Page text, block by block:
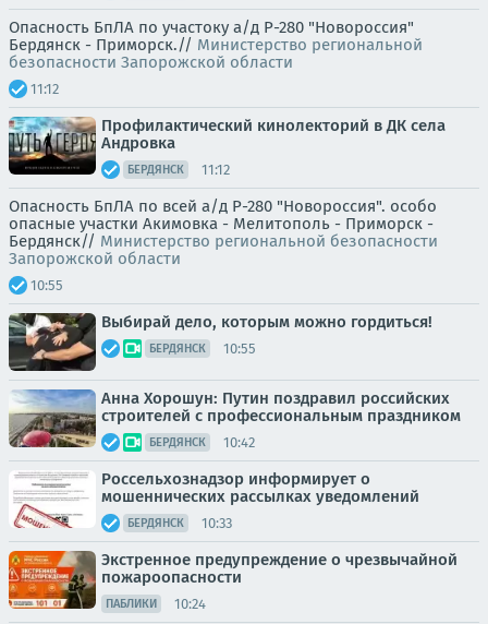
Опасность БпЛА по участоку а/д Р-280 "Новороссия"
Бердянск - Приморск.// Министерство региональной
безопасности Запорожской области
11:12
Профилактический кинолекторий в ДК села
Андровка
БЕРДЯНСК 11:12
Опасность БпЛА по всей а/д Р-280 "Новороссия". особо
опасные участки Акимовка - Мелитополь - Приморск -
Бердянск// Министерство региональной безопасности
Запорожской области
10:55
Выбирай дело, которым можно гордиться!
БЕРДЯНСК 10:55
Анна Хорошун: Путин поздравил российских
строителей с профессиональным праздником
БЕРДЯНСК 10:42
Россельхознадзор информирует о
мошеннических рассылках уведомлений
БЕРДЯНСК 10:33
Экстренное предупреждение о чрезвычайной
пожароопасности
ПАБЛИКИ 10:24